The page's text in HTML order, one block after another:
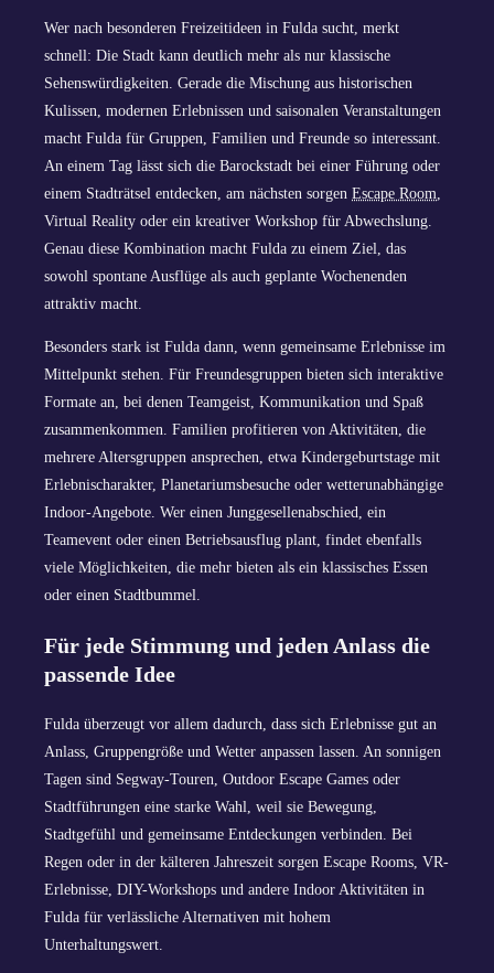
Wer nach besonderen Freizeitideen in Fulda sucht, merkt
schnell: Die Stadt kann deutlich mehr als nur klassische
Sehenswürdigkeiten. Gerade die Mischung aus historischen
Kulissen, modernen Erlebnissen und saisonalen Veranstaltungen
macht Fulda für Gruppen, Familien und Freunde so interessant.
An einem Tag lässt sich die Barockstadt bei einer Führung oder
einem Stadträtsel entdecken, am nächsten sorgen Escape Room,
Virtual Reality oder ein kreativer Workshop für Abwechslung.
Genau diese Kombination macht Fulda zu einem Ziel, das
sowohl spontane Ausflüge als auch geplante Wochenenden
attraktiv macht.
Besonders stark ist Fulda dann, wenn gemeinsame Erlebnisse im
Mittelpunkt stehen. Für Freundesgruppen bieten sich interaktive
Formate an, bei denen Teamgeist, Kommunikation und Spaß
zusammenkommen. Familien profitieren von Aktivitäten, die
mehrere Altersgruppen ansprechen, etwa Kindergeburtstage mit
Erlebnischarakter, Planetariumsbesuche oder wetterunabhängige
Indoor-Angebote. Wer einen Junggesellenabschied, ein
Teamevent oder einen Betriebsausflug plant, findet ebenfalls
viele Möglichkeiten, die mehr bieten als ein klassisches Essen
oder einen Stadtbummel.
Für jede Stimmung und jeden Anlass die
passende Idee
Fulda überzeugt vor allem dadurch, dass sich Erlebnisse gut an
Anlass, Gruppengröße und Wetter anpassen lassen. An sonnigen
Tagen sind Segway-Touren, Outdoor Escape Games oder
Stadtführungen eine starke Wahl, weil sie Bewegung,
Stadtgefühl und gemeinsame Entdeckungen verbinden. Bei
Regen oder in der kälteren Jahreszeit sorgen Escape Rooms, VR-
Erlebnisse, DIY-Workshops und andere Indoor Aktivitäten in
Fulda für verlässliche Alternativen mit hohem
Unterhaltungswert.